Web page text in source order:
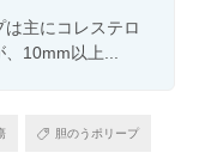
主にコレステロ
10mm以上...
胆のうポリープ